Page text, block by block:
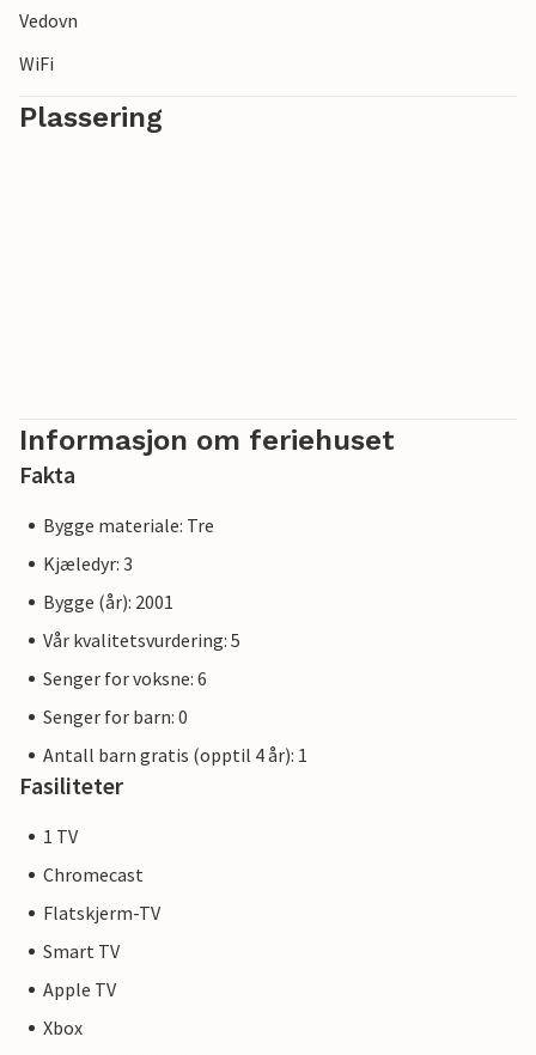
Vedovn
WiFi
Plassering
Informasjon om feriehuset
Fakta
Bygge materiale: Tre
Kjæledyr: 3
Bygge (år): 2001
Vår kvalitetsvurdering: 5
Senger for voksne: 6
Senger for barn: 0
Antall barn gratis (opptil 4 år): 1
Fasiliteter
1 TV
Chromecast
Flatskjerm-TV
Smart TV
Apple TV
Xbox